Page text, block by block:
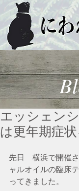
エッシェン
は更年期症
先日　横浜で開催
ャルオイルの臨床
ってきました。